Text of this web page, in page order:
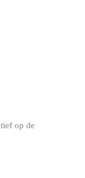
op de